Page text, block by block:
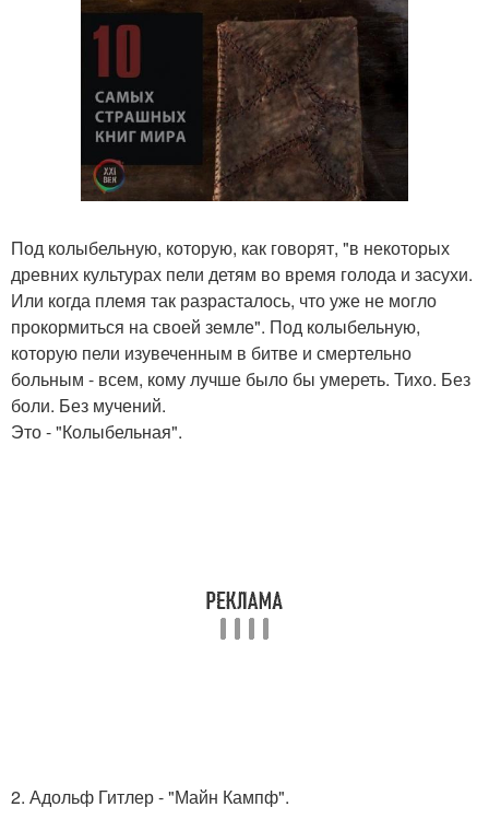
Под колыбельную, которую, как говорят, "в некоторых
древних культурах пели детям во время голода и засухи.
Или когда племя так разрасталось, что уже не могло
прокормиться на своей земле". Под колыбельную,
которую пели изувеченным в битве и смертельно
больным - всем, кому лучше было бы умереть. Тихо. Без
боли. Без мучений.
Это - "Колыбельная".
2. Адольф Гитлер - "Майн Кампф".